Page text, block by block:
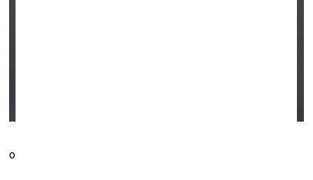
o, 2018, akrils/eļļa uz audekla, 160 x 230